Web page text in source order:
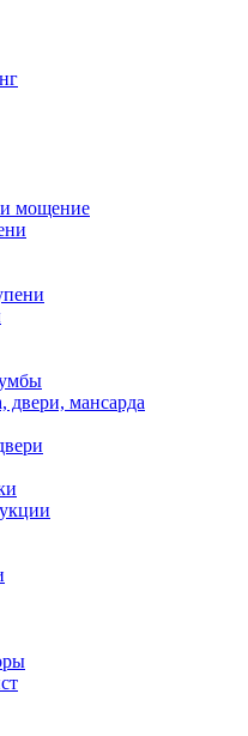
и мощение
двери, мансарда